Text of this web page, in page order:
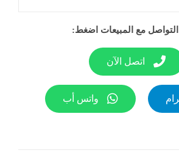
مع المبيعات اضغط:
اتصل الآن
واتس أب